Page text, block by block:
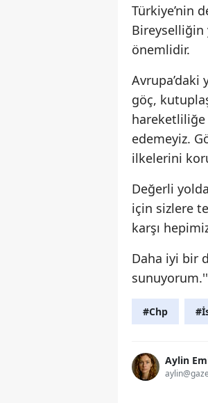
Türkiye’nin
Bireyselliğin
önemlidir.
göç,
hareketliliğe
edemeyiz.
ilkelerini
Değerli
için sizlere
karşı
Daha iyi bir
sunuyorum.''
#Chp
Aylin